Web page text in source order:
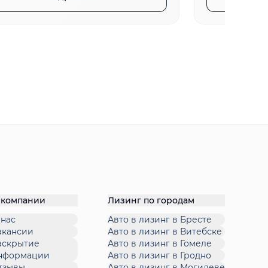
Лизинг по городам
Авто в лизинг в Бресте
Авто в лизинг в Витебске
Авто в лизинг в Гомеле
Авто в лизинг в Гродно